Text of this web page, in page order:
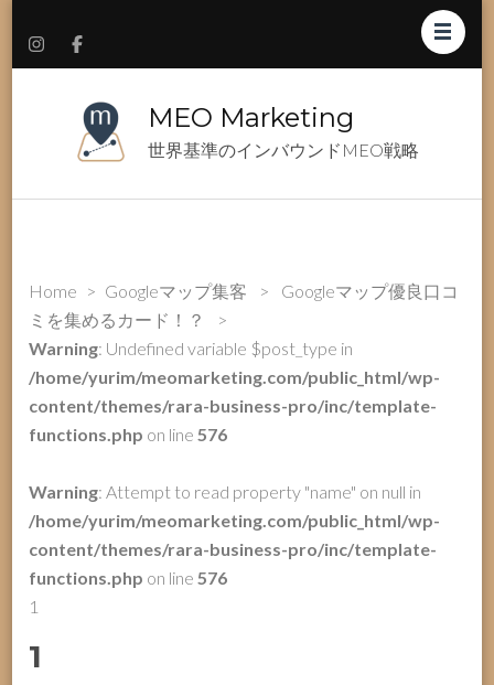
MEO Marketing
世界基準のインバウンドMEO戦略
Home > Googleマップ集客 >
Googleマップ優良口コ
ミを集めるカード！？
>
Warning: Undefined variable $post_type in
/home/yurim/meomarketing.com/public_html/wp-
content/themes/rara-business-pro/inc/template-
functions.php on line576
Warning: Attempt to read property "name" on null in
/home/yurim/meomarketing.com/public_html/wp-
content/themes/rara-business-pro/inc/template-
functions.php on line576
1
1